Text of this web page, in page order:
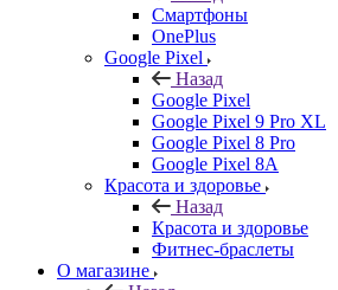
Смартфоны
OnePlus
Google Pixel
Назад
Google Pixel
Google Pixel 9 Pro XL
Google Pixel 8 Pro
Google Pixel 8A
Красота и здоровье
Назад
Красота и здоровье
Фитнес-браслеты
О магазине